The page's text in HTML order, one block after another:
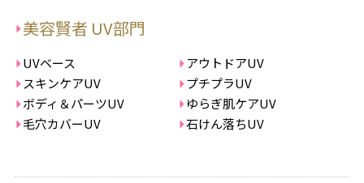
美容賢者 UV部門
UVベース
アウトドアUV
スキンケアUV
プチプラUV
ボディ＆パーツUV
ゆらぎ肌ケアUV
毛穴カバーUV
石けん落ちUV